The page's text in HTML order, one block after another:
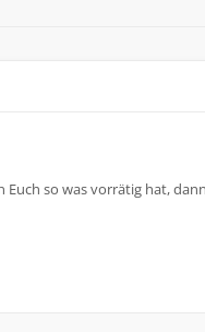
so was vorrätig hat,